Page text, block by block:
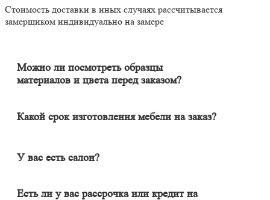
Стоимость доставки в иных случаях рассчитывается
замерщиком индивидуально на замере
Можно ли посмотреть образцы
материалов и цвета перед заказом?
месте в собственном освещении увидеть, как будут выглядеть
Какой срок изготовления мебели на заказ?
среднем цикл производства большей части изделий составляет
У вас есть салон?
компаний в Москве и области. Мебель вся индивидуальная (не
Есть ли у вас рассрочка или кредит на